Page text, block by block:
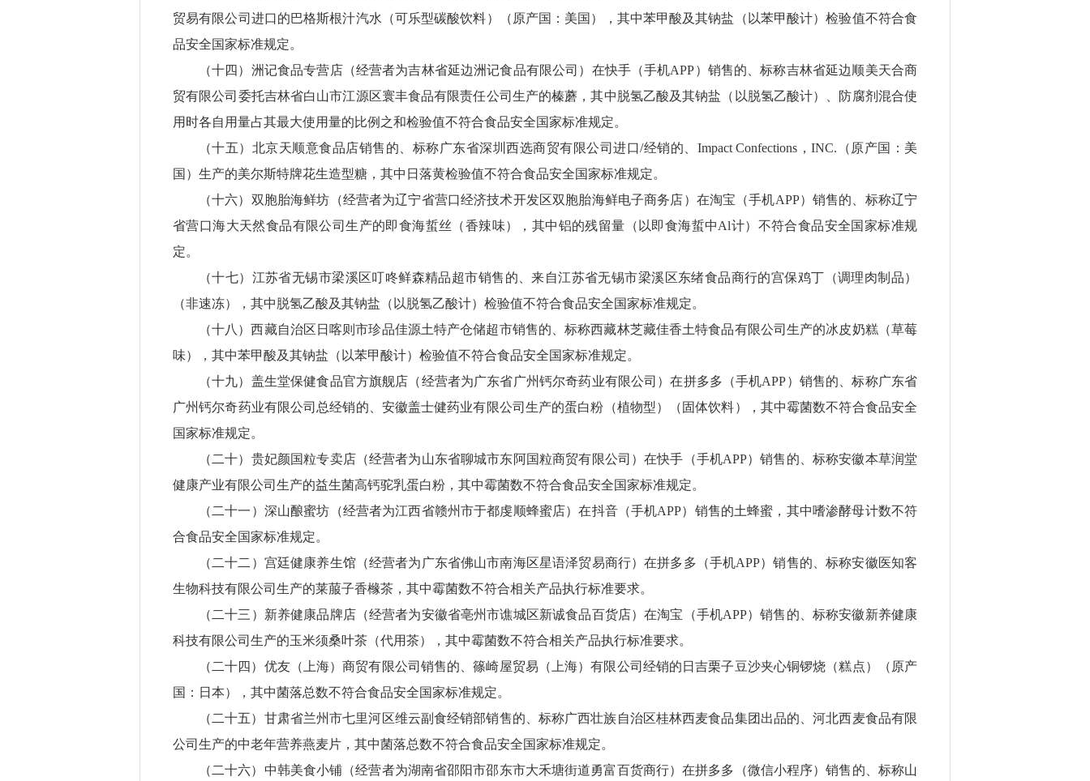
贸易有限公司进口的巴格斯根汁汽水（可乐型碳酸饮料）（原产国：美国），其中苯甲酸及其钠盐（以苯甲酸计）检验值不符合食
品安全国家标准规定。
（十四）洲记食品专营店（经营者为吉林省延边洲记食品有限公司）在快手（手机APP）销售的、标称吉林省延边顺美天合商
贸有限公司委托吉林省白山市江源区寰丰食品有限责任公司生产的榛蘑，其中脱氢乙酸及其钠盐（以脱氢乙酸计）、防腐剂混合使
用时各自用量占其最大使用量的比例之和检验值不符合食品安全国家标准规定。
（十五）北京天顺意食品店销售的、标称广东省深圳西选商贸有限公司进口/经销的、Impact Confections，INC.（原产国：美
国）生产的美尔斯特牌花生造型糖，其中日落黄检验值不符合食品安全国家标准规定。
（十六）双胞胎海鲜坊（经营者为辽宁省营口经济技术开发区双胞胎海鲜电子商务店）在淘宝（手机APP）销售的、标称辽宁
省营口海大天然食品有限公司生产的即食海蜇丝（香辣味），其中铝的残留量（以即食海蜇中Al计）不符合食品安全国家标准规
定。
（十七）江苏省无锡市梁溪区叮咚鲜森精品超市销售的、来自江苏省无锡市梁溪区东绪食品商行的宫保鸡丁（调理肉制品）
（非速冻），其中脱氢乙酸及其钠盐（以脱氢乙酸计）检验值不符合食品安全国家标准规定。
（十八）西藏自治区日喀则市珍品佳源土特产仓储超市销售的、标称西藏林芝藏佳香土特食品有限公司生产的冰皮奶糕（草莓
味），其中苯甲酸及其钠盐（以苯甲酸计）检验值不符合食品安全国家标准规定。
（十九）盖生堂保健食品官方旗舰店（经营者为广东省广州钙尔奇药业有限公司）在拼多多（手机APP）销售的、标称广东省
广州钙尔奇药业有限公司总经销的、安徽盖士健药业有限公司生产的蛋白粉（植物型）（固体饮料），其中霉菌数不符合食品安全
国家标准规定。
（二十）贵妃颜国粒专卖店（经营者为山东省聊城市东阿国粒商贸有限公司）在快手（手机APP）销售的、标称安徽本草润堂
健康产业有限公司生产的益生菌高钙驼乳蛋白粉，其中霉菌数不符合食品安全国家标准规定。
（二十一）深山酿蜜坊（经营者为江西省赣州市于都虔顺蜂蜜店）在抖音（手机APP）销售的土蜂蜜，其中嗜渗酵母计数不符
合食品安全国家标准规定。
（二十二）宫廷健康养生馆（经营者为广东省佛山市南海区星语泽贸易商行）在拼多多（手机APP）销售的、标称安徽医知客
生物科技有限公司生产的莱菔子香橼茶，其中霉菌数不符合相关产品执行标准要求。
（二十三）新养健康品牌店（经营者为安徽省亳州市谯城区新诚食品百货店）在淘宝（手机APP）销售的、标称安徽新养健康
科技有限公司生产的玉米须桑叶茶（代用茶），其中霉菌数不符合相关产品执行标准要求。
（二十四）优友（上海）商贸有限公司销售的、篠崎屋贸易（上海）有限公司经销的日吉栗子豆沙夹心铜锣烧（糕点）（原产
国：日本），其中菌落总数不符合食品安全国家标准规定。
（二十五）甘肃省兰州市七里河区维云副食经销部销售的、标称广西壮族自治区桂林西麦食品集团出品的、河北西麦食品有限
公司生产的中老年营养燕麦片，其中菌落总数不符合食品安全国家标准规定。
（二十六）中韩美食小铺（经营者为湖南省邵阳市邵东市大禾塘街道勇富百货商行）在拼多多（微信小程序）销售的、标称山